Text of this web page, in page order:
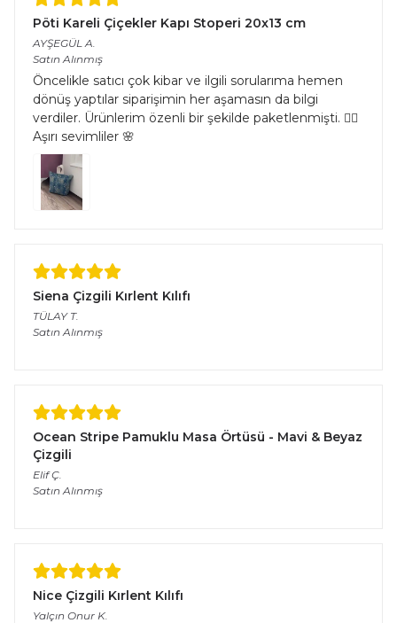
Pöti Kareli Çiçekler Kapı Stoperi 20x13 cm
AYŞEGÜL A.
Satın Alınmış
Öncelikle satıcı çok kibar ve ilgili sorularıma hemen
dönüş yaptılar siparişimin her aşamasın da bilgi
verdiler. Ürünlerim özenli bir şekilde paketlenmişti. 👌🏻
Aşırı sevimliler 🌸
Siena Çizgili Kırlent Kılıfı
TÜLAY T.
Satın Alınmış
Ocean Stripe Pamuklu Masa Örtüsü - Mavi & Beyaz
Çizgili
Elif Ç.
Satın Alınmış
Nice Çizgili Kırlent Kılıfı
Yalçın Onur K.